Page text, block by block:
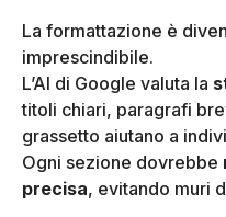
La formattazione è
imprescindibile.
L’AI di Google valuta la
titoli chiari, paragrafi
grassetto aiutano a
Ogni sezione dovrebbe
precisa, evitando muri